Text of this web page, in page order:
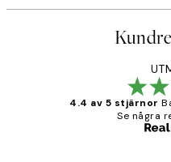
4.4 av 5 stjärnor
Se några